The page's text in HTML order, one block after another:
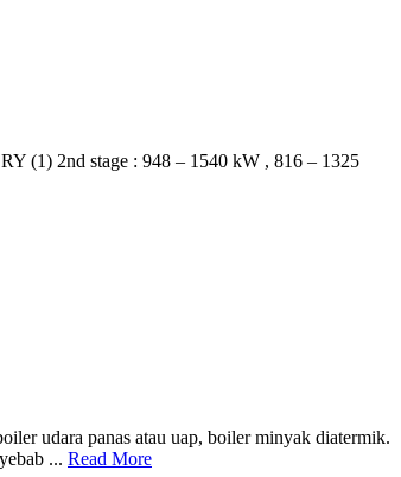
2nd stage : 948 – 1540 kW , 816 – 1325
udara panas atau uap, boiler minyak diatermik.
... Read More